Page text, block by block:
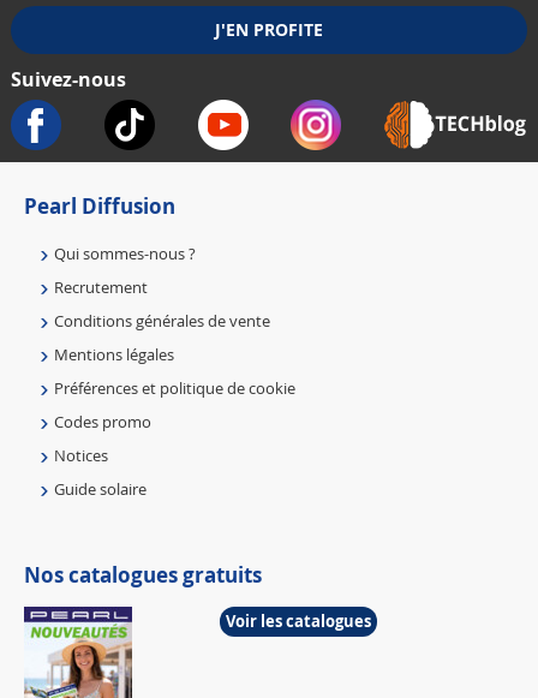
Suivez-nous
Pearl Diffusion
Qui sommes-nous ?
Recrutement
Conditions générales de vente
Mentions légales
Préférences et politique de cookie
Codes promo
Notices
Guide solaire
Nos catalogues gratuits
Voir les catalogues